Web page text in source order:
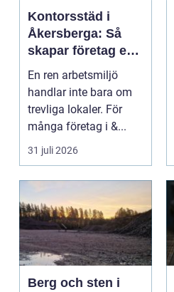
Kontorsstäd i
Åkersberga: Så
skapar företag en
ren, trygg och
effektiv
arbetsplats
En ren arbetsmiljö
handlar inte bara om
trevliga lokaler. För
många företag i &...
31 juli 2026
Berg och sten i